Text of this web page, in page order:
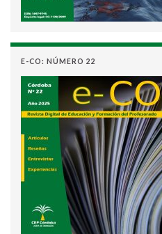
E-CO: NÚMERO 22